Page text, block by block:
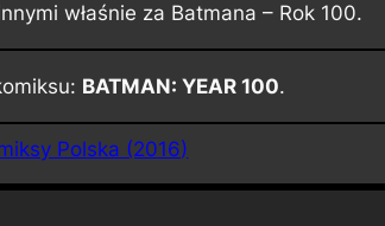
właśnie za Batmana – Rok 100.
BATMAN: YEAR 100.
Polska (2016)